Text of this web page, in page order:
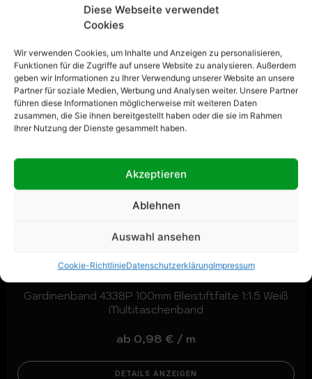
Diese Webseite verwendet
Cookies
Wir verwenden Cookies, um Inhalte und Anzeigen zu personalisieren,
Funktionen für die Zugriffe auf unsere Website zu analysieren. Außerdem
geben wir Informationen zu Ihrer Verwendung unserer Website an unsere
Partner für soziale Medien, Werbung und Analysen weiter. Unsere Partner
führen diese Informationen möglicherweise mit weiteren Daten
zusammen, die Sie ihnen bereitgestellt haben oder die sie im Rahmen
Ihrer Nutzung der Dienste gesammelt haben.
Akzeptieren
Ablehnen
Auswahl ansehen
Cookie-RichtlinieDatenschutzerklärungImpressum
Gardinenband 4338P 100mm Bleistiftfalte 1:1.5 Weiß
Multitaschenband
ab 0,98 € / m
DETAILS ANZEIGEN